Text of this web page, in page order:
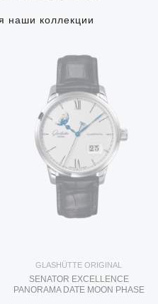
наши коллекции
GLASHÜTTE ORIGINAL
SENATOR EXCELLENCE
PANORAMA DATE MOON PHASE